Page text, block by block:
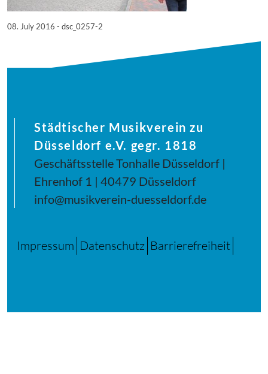
08. July 2016 - dsc_0257-2
Städtischer Musikverein zu
Düsseldorf e.V. gegr. 1818
Geschäftsstelle Tonhalle Düsseldorf |
Ehrenhof 1 | 40479 Düsseldorf
info@musikverein-duesseldorf.de
Impressum Datenschutz Barrierefreiheit